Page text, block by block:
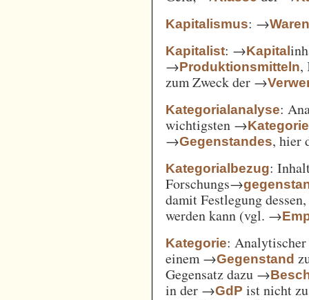
Kapitalismus: →
Kapitalist: →Kapital
→Produktionsmitteln,
zum Zweck der →
Kategorialanalyse:
wichtigsten →
→Gegenstandes, hier
Kategorialbezug:
Forschungs→
damit Festlegung
werden kann (vgl. →
Kategorie:
einem →Gegenstand
Gegensatz dazu →
in der →GdP ist nicht